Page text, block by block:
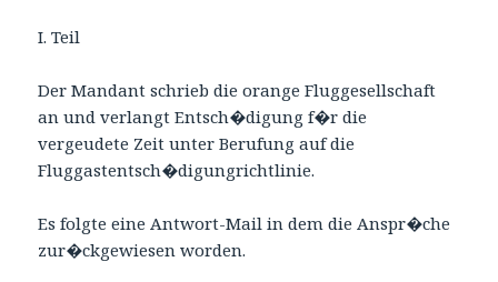
I. Teil
Der Mandant schrieb die orange Fluggesellschaft
an und verlangt Entsch�digung f�r die
vergeudete Zeit unter Berufung auf die
Fluggastentsch�digungrichtlinie.
Es folgte eine Antwort-Mail in dem die Anspr�che
zur�ckgewiesen worden.